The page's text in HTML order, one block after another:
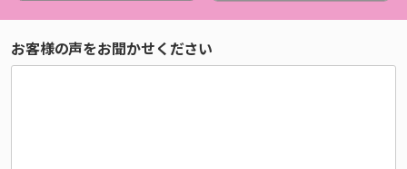
お客様の声をお聞かせください